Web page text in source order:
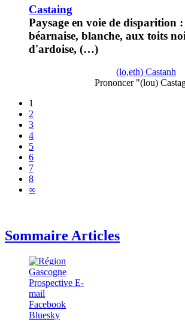
Castaing
Paysage en voie de disparition
béarnaise, blanche, aux toits
d'ardoise, (…)
(lo,eth) Castanh
Prononcer "(lou)
1
2
3
4
5
6
7
8
∞
Sommaire Articles